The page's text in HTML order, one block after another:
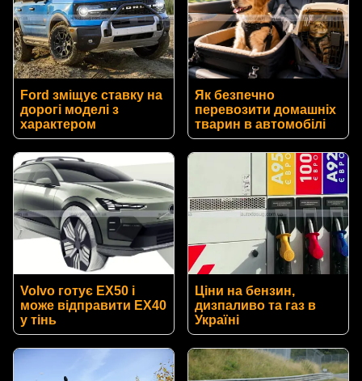
Ford зміщує ставку на
дорогі моделі з
характером
Як безпечно
перевозити домашніх
тварин в автомобілі
Volvo готує EX50 і
може відправити EX40
у тінь
Ціни на бензин,
дизпаливо та газ в
Україні